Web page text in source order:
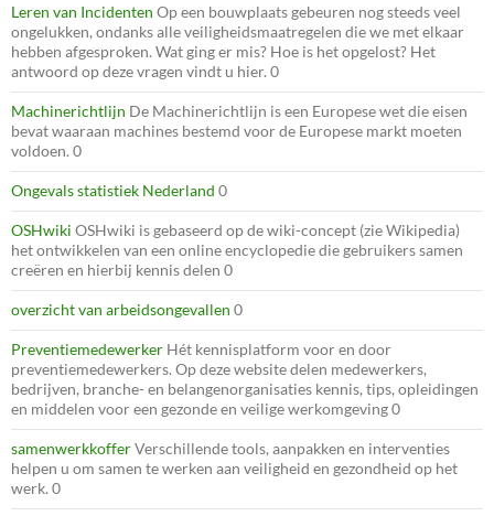
Leren van Incidenten Op een bouwplaats gebeuren nog steeds veel
ongelukken, ondanks alle veiligheidsmaatregelen die we met elkaar
hebben afgesproken. Wat ging er mis? Hoe is het opgelost? Het
antwoord op deze vragen vindt u hier. 0
Machinerichtlijn De Machinerichtlijn is een Europese wet die eisen
bevat waaraan machines bestemd voor de Europese markt moeten
voldoen. 0
Ongevals statistiek Nederland 0
OSHwiki OSHwiki is gebaseerd op de wiki-concept (zie Wikipedia)
het ontwikkelen van een online encyclopedie die gebruikers samen
creëren en hierbij kennis delen 0
overzicht van arbeidsongevallen 0
Preventiemedewerker Hét kennisplatform voor en door
preventiemedewerkers. Op deze website delen medewerkers,
bedrijven, branche- en belangenorganisaties kennis, tips, opleidingen
en middelen voor een gezonde en veilige werkomgeving 0
samenwerkkofferVerschillende tools, aanpakken en interventies
helpen u om samen te werken aan veiligheid en gezondheid op het
werk. 0